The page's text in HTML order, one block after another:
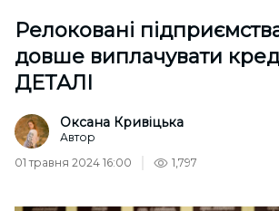
Релоковані
довше виплачувати
ДЕТАЛІ
Оксана Кривіцька
Автор
01 травня 2024 16:00
1,797